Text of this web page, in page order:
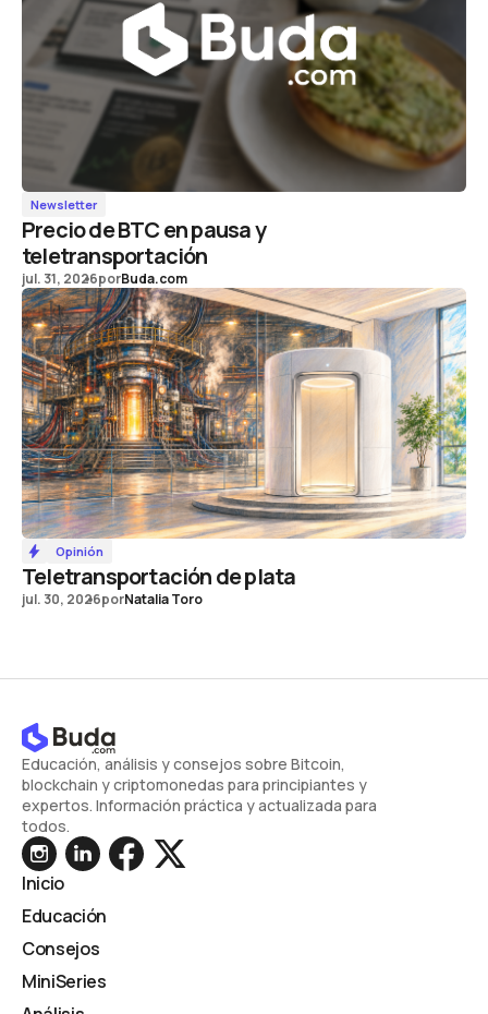
Newsletter
Precio de BTC en pausa y
teletransportación
jul. 31, 2026porBuda.com
Opinión
Teletransportación de plata
jul. 30, 2026porNatalia Toro
Educación, análisis y consejos sobre Bitcoin,
blockchain y criptomonedas para principiantes y
expertos. Información práctica y actualizada para
todos.
Inicio
Educación
Consejos
MiniSeries